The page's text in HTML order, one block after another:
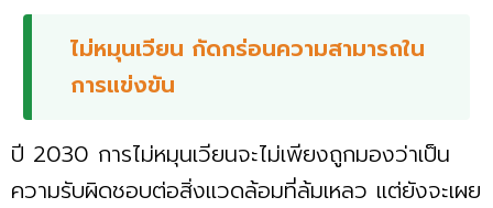
ไม่หมุนเวียน กัดกร่อนความสามารถใน
การแข่งขัน
ปี 2030 การไม่หมุนเวียนจะไม่เพียงถูกมองว่าเป็น
ความรับผิดชอบต่อสิ่งแวดล้อมที่ล้มเหลว แต่ยังจะเผย